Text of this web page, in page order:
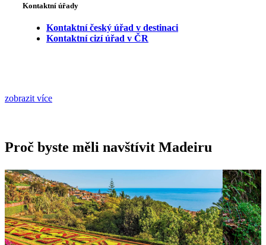
Kontaktní úřady
Kontaktní český úřad v destinaci
Kontaktní cizí úřad v ČR
zobrazit více
Proč byste měli navštívit Madeiru